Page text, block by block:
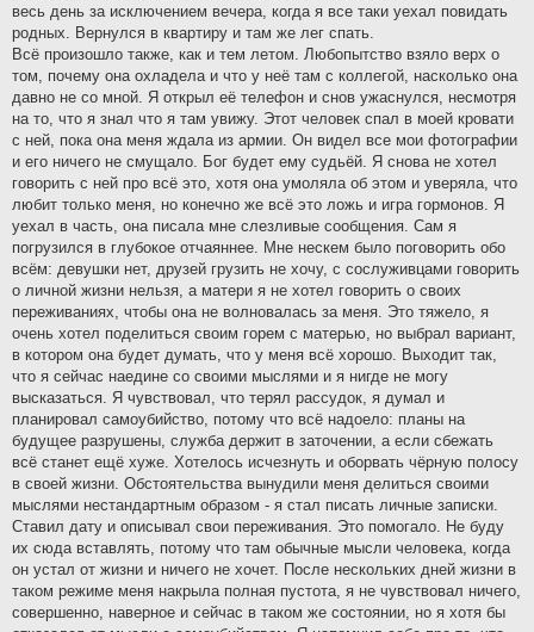
весь день за исключением вечера, когда я все таки уехал повидать
родных. Вернулся в квартиру и там же лег спать.
Всё произошло также, как и тем летом. Любопытство взяло верх о
том, почему она охладела и что у неё там с коллегой, насколько она
давно не со мной. Я открыл её телефон и снов ужаснулся, несмотря
на то, что я знал что я там увижу. Этот человек спал в моей кровати
с ней, пока она меня ждала из армии. Он видел все мои фотографии
и его ничего не смущало. Бог будет ему судьёй. Я снова не хотел
говорить с ней про всё это, хотя она умоляла об этом и уверяла, что
любит только меня, но конечно же всё это ложь и игра гормонов. Я
уехал в часть, она писала мне слезливые сообщения. Сам я
погрузился в глубокое отчаяннее. Мне нескем было поговорить обо
всём: девушки нет, друзей грузить не хочу, с сослуживцами говорить
о личной жизни нельзя, а матери я не хотел говорить о своих
переживаниях, чтобы она не волновалась за меня. Это тяжело, я
очень хотел поделиться своим горем с матерью, но выбрал вариант,
в котором она будет думать, что у меня всё хорошо. Выходит так,
что я сейчас наедине со своими мыслями и я нигде не могу
высказаться. Я чувствовал, что терял рассудок, я думал и
планировал самоубийство, потому что всё надоело: планы на
будущее разрушены, служба держит в заточении, а если сбежать
всё станет ещё хуже. Хотелось исчезнуть и оборвать чёрную полосу
в своей жизни. Обстоятельства вынудили меня делиться своими
мыслями нестандартным образом - я стал писать личные записки.
Ставил дату и описывал свои переживания. Это помогало. Не буду
их сюда вставлять, потому что там обычные мысли человека, когда
он устал от жизни и ничего не хочет. После нескольких дней жизни в
таком режиме меня накрыла полная пустота, я не чувствовал ничего,
совершенно, наверное и сейчас в таком же состоянии, но я хотя бы